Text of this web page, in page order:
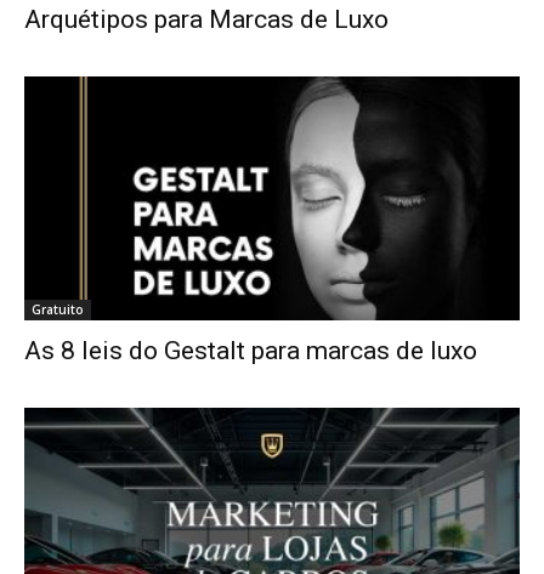
Rua
Haddock
Jardins
–
Arquétipos para Marcas de Luxo
Gratuito
As 8 leis do Gestalt para marcas de luxo